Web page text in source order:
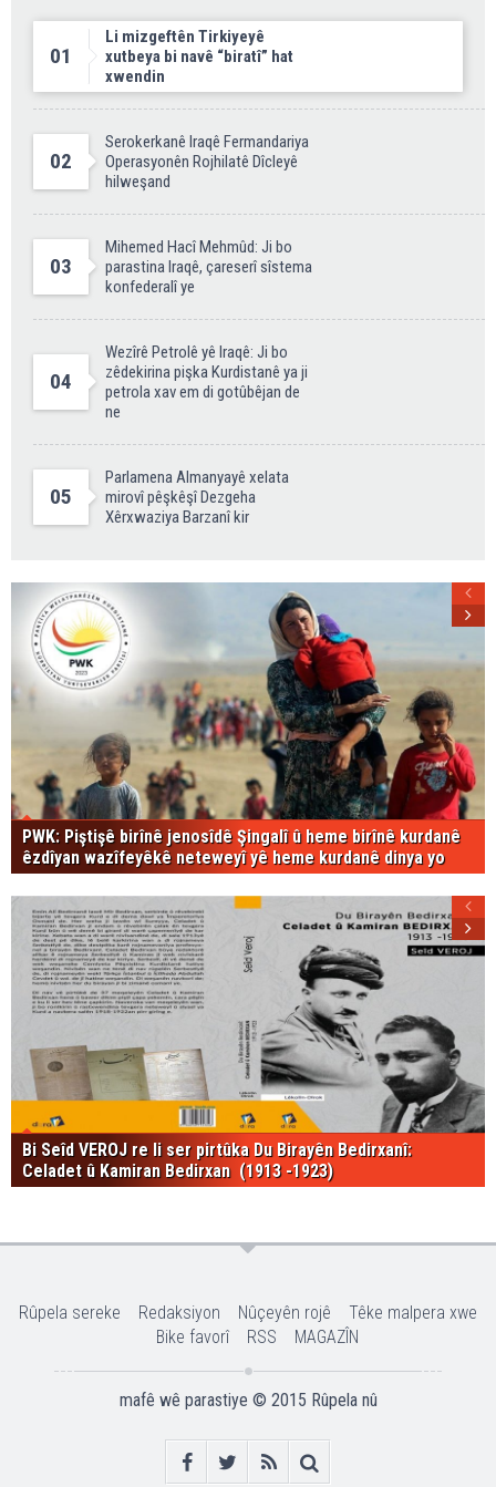
01
Li mizgeftên Tirkiyeyê
xutbeya bi navê “biratî” hat
xwendin
02
Serokerkanê Iraqê Fermandariya
Operasyonên Rojhilatê Dîcleyê
hilweşand
03
Mihemed Hacî Mehmûd: Ji bo
parastina Iraqê, çareserî sîstema
konfederalî ye
04
Wezîrê Petrolê yê Iraqê: Ji bo
zêdekirina pişka Kurdistanê ya ji
petrola xav em di gotûbêjan de
ne
05
Parlamena Almanyayê xelata
mirovî pêşkêşî Dezgeha
Xêrxwaziya Barzanî kir
PWK: Piştişê birînê jenosîdê Şingalî û heme birînê kurdanê
êzdîyan wazîfeyêkê neteweyî yê heme kurdanê dinya yo
Bi Seîd VEROJ re li ser pirtûka Du Birayên Bedirxanî:
Celadet û Kamiran Bedirxan (1913 -1923)
Rûpela sereke Redaksiyon Nûçeyên rojê
Têke malpera xwe
Bike favorî
RSS MAGAZÎN
mafê wê parastiye © 2015 Rûpela nû